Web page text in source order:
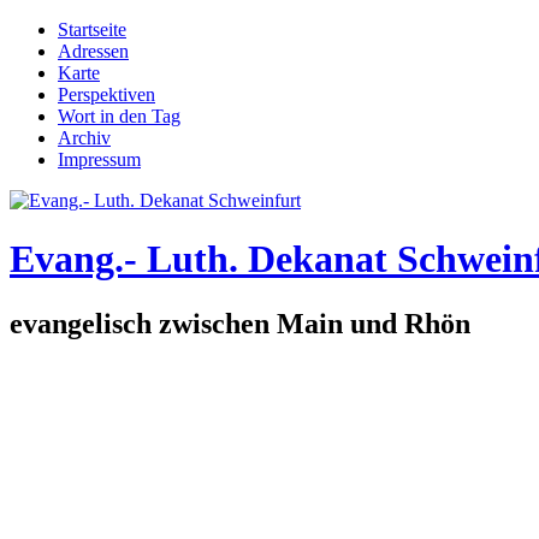
Direkt zum Inhalt
Hauptmenü
Startseite
Adressen
Karte
Perspektiven
Wort in den Tag
Archiv
Impressum
Evang.- Luth. Dekanat
evangelisch zwischen Main und Rhön